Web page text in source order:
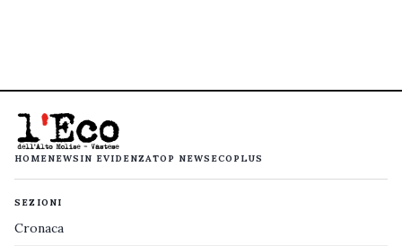
HOMENEWS IN EVIDENZATOP NEWS ECOPLUS
SEZIONI
Cronaca